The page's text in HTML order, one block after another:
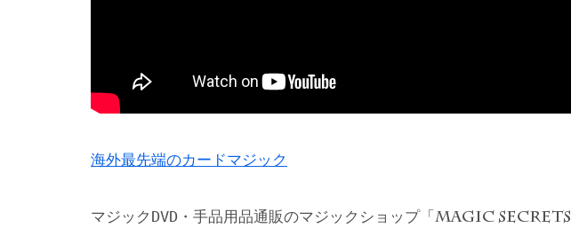
海外最先端のカードマジック
マジックDVD・手品用品通販のマジックショップ「 MAGIC SECRETS